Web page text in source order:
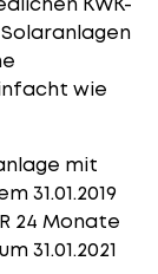
wie
mit
31.01.2019
24 Monate
31.01.2021